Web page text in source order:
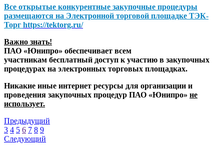
Все открытые конкурентные закупочные процедуры
размещаются на Электронной торговой площадке ТЭК-
Торг https://tektorg.ru/
Важно знать!
ПАО «Юнипро» обеспечивает всем
участникам бесплатный доступ к участию в закупочных
процедурах на электронных торговых площадках.
Никакие иные интернет ресурсы для организации и
проведения закупочных процедур ПАО «Юнипро» не
использует.
Предыдущий
3 4 5 6 7 8 9
Следующий